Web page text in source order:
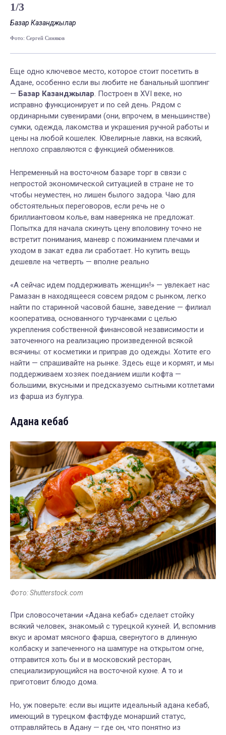
1/3
Базар Казанджылар
Фото: Сергей Синяков
Еще одно ключевое место, которое стоит посетить в
Адане, особенно если вы любите не банальный шоппинг
— Базар Казанджылар. Построен в XVI веке, но
исправно функционирует и по сей день. Рядом с
ординарными сувенирами (они, впрочем, в меньшинстве)
сумки, одежда, лакомства и украшения ручной работы и
цены на любой кошелек. Ювелирные лавки, на всякий,
неплохо справляются с функцией обменников.
Непременный на восточном базаре торг в связи с
непростой экономической ситуацией в стране не то
чтобы неуместен, но лишен былого задора. Чаю для
обстоятельных переговоров, если речь не о
бриллиантовом колье, вам наверняка не предложат.
Попытка для начала скинуть цену вполовину точно не
встретит понимания, маневр с пожиманием плечами и
уходом в закат едва ли сработает. Но купить вещь
дешевле на четверть — вполне реально
«А сейчас идем поддерживать женщин!» — увлекает нас
Рамазан в находящееся совсем рядом с рынком, легко
найти по старинной часовой башне, заведение — филиал
кооператива, основанного турчанками с целью
укрепления собственной финансовой независимости и
заточенного на реализацию произведенной всякой
всячины: от косметики и приправ до одежды. Хотите его
найти — спрашивайте на рынке. Здесь еще и кормят, и мы
поддерживаем хозяек поеданием ишли кофта —
большими, вкусными и предсказуемо сытными котлетами
из фарша из булгура.
Адана кебаб
Фото: Shutterstock.com
При словосочетании «Адана кебаб» сделает стойку
всякий человек, знакомый с турецкой кухней. И, вспомнив
вкус и аромат мясного фарша, свернутого в длинную
колбаску и запеченного на шампуре на открытом огне,
отправится хоть бы и в московский ресторан,
специализирующийся на восточной кухне. А то и
приготовит блюдо дома.
Но, уж поверьте: если вы ищите идеальный адана кебаб,
имеющий в турецком фастфуде монарший статус,
отправляйтесь в Адану — где он, что понятно из